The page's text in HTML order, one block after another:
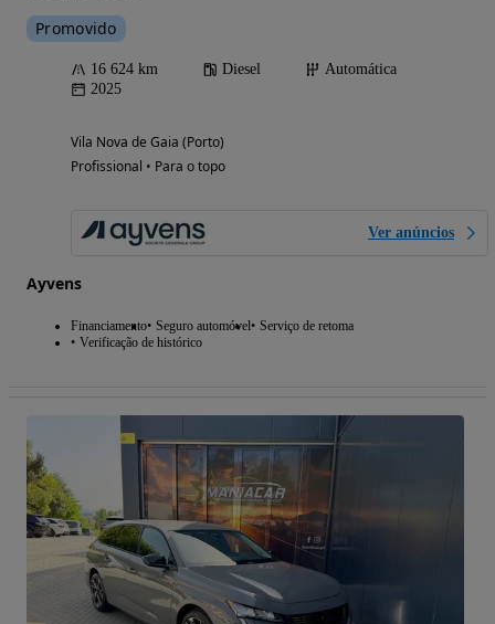
Promovido
16 624 km Diesel
Automática
2025
Vila Nova de Gaia (Porto)
Profissional • Para o topo
Ver anúncios
Ayvens
Financiamento Seguro automóvel
Serviço de retoma
Verificação de histórico